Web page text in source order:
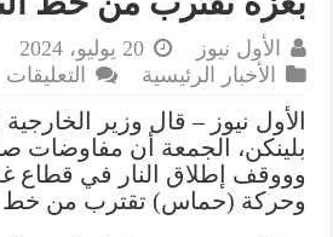
الأول نيوز
20 يوليو، 2024
الأخبار الرئيسية
التعليقات
الأول نيوز – قال وزير الخارجية
بلينكن، الجمعة أن مفاوضات
وووقف إطلاق النار في قطاع
وحركة (حماس) تقترب من خط